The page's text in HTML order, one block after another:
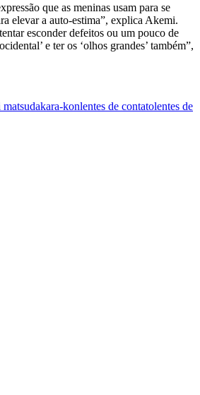
que as meninas usam para se
elevar a auto-estima”, explica Akemi.
esconder defeitos ou um pouco de
e ter os ‘olhos grandes’ também”,
kara-konlentes de contatolentes de